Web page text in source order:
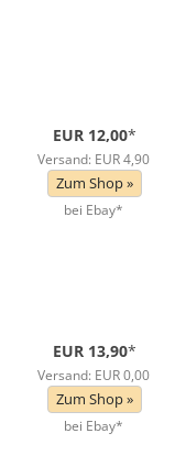
EUR 12,00*
Versand: EUR 4,90
Zum Shop »
bei Ebay*
EUR 13,90*
Versand: EUR 0,00
Zum Shop »
bei Ebay*